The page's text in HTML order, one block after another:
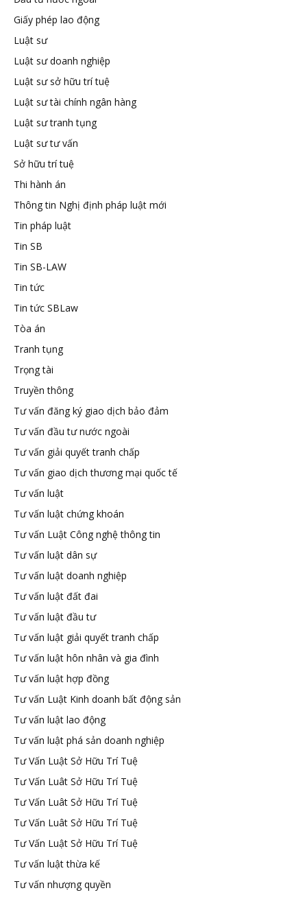
Giấy phép lao động
Luật sư
Luật sư doanh nghiệp
Luật sư sở hữu trí tuệ
Luật sư tài chính ngân hàng
Luật sư tranh tụng
Luật sư tư vấn
Sở hữu trí tuệ
Thi hành án
Thông tin Nghị định pháp luật mới
Tin pháp luật
Tin SB
Tin SB-LAW
Tin tức
Tin tức SBLaw
Tòa án
Tranh tụng
Trọng tài
Truyền thông
Tư vấn đăng ký giao dịch bảo đảm
Tư vấn đầu tư nước ngoài
Tư vấn giải quyết tranh chấp
Tư vấn giao dịch thương mại quốc tế
Tư vấn luật
Tư vấn luật chứng khoán
Tư vấn Luật Công nghệ thông tin
Tư vấn luật dân sự
Tư vấn luật doanh nghiệp
Tư vấn luật đất đai
Tư vấn luật đầu tư
Tư vấn luật giải quyết tranh chấp
Tư vấn luật hôn nhân và gia đình
Tư vấn luật hợp đồng
Tư vấn Luật Kinh doanh bất động sản
Tư vấn luật lao động
Tư vấn luật phá sản doanh nghiệp
Tư Vấn Luật Sở Hữu Trí Tuệ
Tư Vấn Luât Sở Hữu Trí Tuệ
Tư Vấn Luât Sở Hữu Trí Tuệ
Tư Vấn Luât Sở Hữu Trí Tuệ
Tư Vấn Luật Sở Hữu Trí Tuệ
Tư vấn luật thừa kế
Tư vấn nhượng quyền